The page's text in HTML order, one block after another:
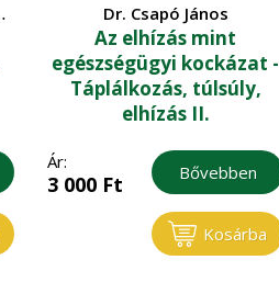
Dr. Csapó János
Az elhízás mint
egészségügyi kockázat -
Táplálkozás, túlsúly,
elhízás II.
Ár:
3 000 Ft Bővebben
Kosárba